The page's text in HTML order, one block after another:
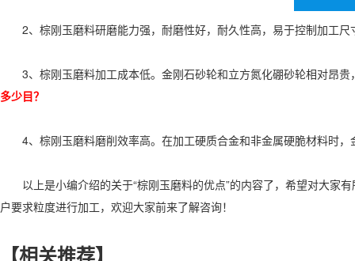
2、棕刚玉磨料研磨能力强，耐磨性好，耐久性高，易于控制加工尺
3、棕刚玉磨料加工成本低。金刚石砂轮和立方氮化硼砂轮相对昂贵
多少目？
4、棕刚玉磨料磨削效率高。在加工硬质合金和非金属硬脆材料时，
以上是小编介绍的关于“棕刚玉磨料的优点”的内容了，希望对大家
户要求粒度进行加工，欢迎大家前来了解咨询！
【相关推荐】